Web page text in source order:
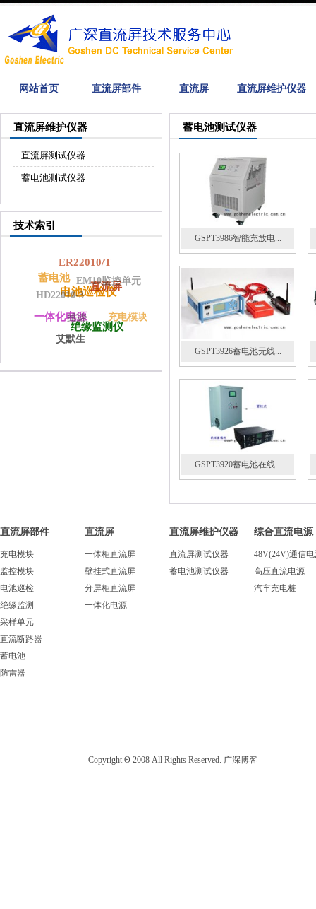
网站首页 直流屏部件 直流屏 直流屏维护仪器
直流屏维护仪器
直流屏测试仪器
蓄电池测试仪器
技术索引
一体化电源
艾默生
绝缘监测仪
电池巡检仪
蓄电池
HD22010-3
维谛 充电模块
直流屏
ER22010/T
EM10监控单元
蓄电池测试仪器
GSPT3986智能充放电...
GSPT3926蓄电池无线...
GSPT3920蓄电池在线...
直流屏部件
充电模块
监控模块
电池巡检
绝缘监测
采样单元
直流断路器
蓄电池
防雷器
直流屏
一体柜直流屏
壁挂式直流屏
分屏柜直流屏
一体化电源
直流屏维护仪器
直流屏测试仪器
蓄电池测试仪器
综合直流电源
48V(24V)通信
高压直流电源
汽车充电桩
Copyright Θ 2008 All Rights Reserved. 广深博客